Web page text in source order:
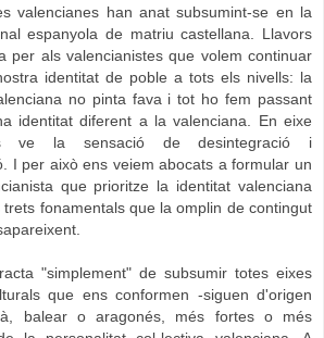
valencianes han anat subsumint-se en la
espanyola de matriu castellana. Llavors
per als valencianistes que volem continuar
identitat de poble a tots els nivells: la
no pinta fava i tot ho fem passant
identitat diferent a la valenciana. En eixe
ve la sensació de desintegració i
I per això ens veiem abocats a formular un
que prioritze la identitat valenciana
fonamentals que la omplin de contingut
"simplement" de subsumir totes eixes
que ens conformen -siguen d'origen
balear o aragonés, més fortes o més